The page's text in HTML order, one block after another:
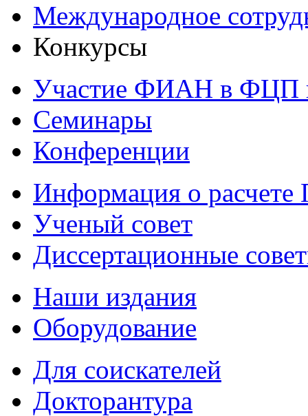
Международное
Конкурсы
Участие ФИАН в ФЦП
Семинары
Конференции
Информация о
Ученый совет
Диссертационные
Наши издания
Оборудование
Для соискателей
Докторантура